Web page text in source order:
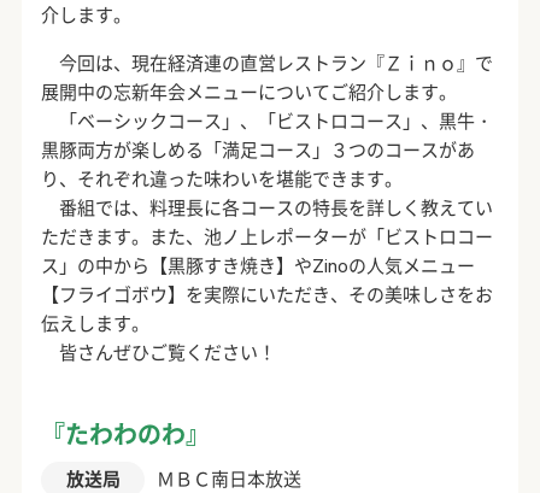
介します。
今回は、現在経済連の直営レストラン『Ｚｉｎｏ』で
展開中の忘新年会メニューについてご紹介します。
「ベーシックコース」、「ビストロコース」、黒牛・
黒豚両方が楽しめる「満足コース」３つのコースがあ
り、それぞれ違った味わいを堪能できます。
番組では、料理長に各コースの特長を詳しく教えてい
ただきます。また、池ノ上レポーターが「ビストロコー
ス」の中から【黒豚すき焼き】やZinoの人気メニュー
【フライゴボウ】を実際にいただき、その美味しさをお
伝えします。
皆さんぜひご覧ください！
『たわわのわ』
放送局
ＭＢＣ南日本放送